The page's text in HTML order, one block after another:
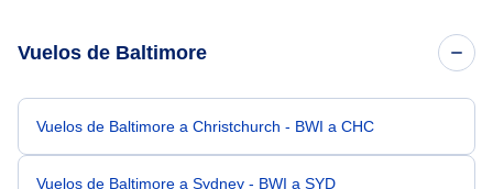
Vuelos de Baltimore
Vuelos de Baltimore a Christchurch - BWI a CHC
Vuelos de Baltimore a Sydney - BWI a SYD